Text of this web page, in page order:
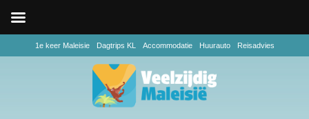
1e keer Maleisie Dagtrips KL Accommodatie Huurauto Reisadvies